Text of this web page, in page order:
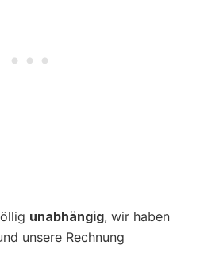
unabhängig, wir haben
unsere Rechnung